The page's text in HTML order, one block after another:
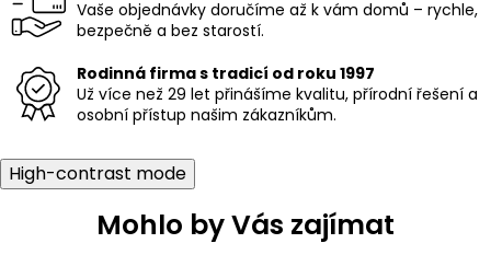
i
s
Vaše objednávky doručíme až k vám domů – rychle,
bezpečně a bez starostí.
Rodinná firma s tradicí od roku 1997
Už více než 29 let přinášíme kvalitu, přírodní řešení a
osobní přístup našim zákazníkům.
High-contrast mode
Mohlo by Vás zajímat